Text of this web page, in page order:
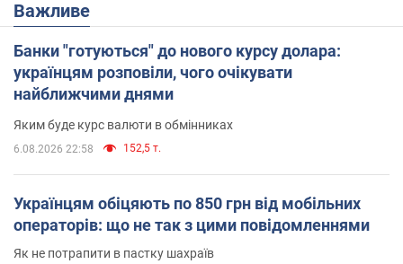
Важливе
Банки "готуються" до нового курсу долара:
українцям розповіли, чого очікувати
найближчими днями
Яким буде курс валюти в обмінниках
6.08.2026 22:58 152,5 т.
Українцям обіцяють по 850 грн від мобільних
операторів: що не так з цими повідомленнями
Як не потрапити в пастку шахраїв